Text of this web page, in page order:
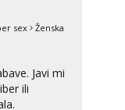
sex
Ženska
Javi mi
ili